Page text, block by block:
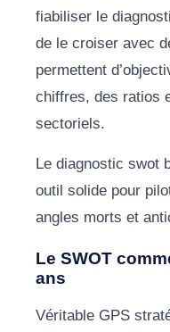
fiabiliser le
de le croiser avec
permettent
chiffres, des ratios
sectoriels.
Le diagnostic swot
outil solide pour
angles morts et
Le SWOT
ans
Véritable GPS